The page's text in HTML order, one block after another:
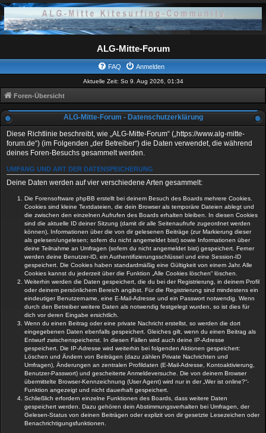
ALG-Mitte-Forum
FAQ Anmelden
Aktuelle Zeit: So 9. Aug 2026, 01:34
Foren-Übersicht
ALG-Mitte-Forum - Datenschutzerklärung
Diese Richtlinie beschreibt, wie „ALG-Mitte-Forum“ („https://www.alg-mitte-
forum.de“) (im Folgenden „der Betreiber“) die Daten verwendet, die während
deines Foren-Besuchs gesammelt werden.
UMFANG UND ART DER DATENSPEICHERUNG
Deine Daten werden auf vier verschiedene Arten gesammelt:
Die Forensoftware phpBB erstellt bei deinem Besuch des Boards mehrere Cookies.
Cookies sind kleine Textdateien, die dein Browser als temporäre Dateien ablegt und
die zwischen den einzelnen Aufrufen des Boards erhalten bleiben. In diesen Cookies
sind die aktuelle ID deiner Sitzung (damit dir alle Seitenaufrufe zugeordnet werden
können), Informationen über die von dir gelesenen Beiträge (zur Markierung dieser
als gelesen/ungelesen; sofern du nicht angemeldet bist) sowie Informationen über
deine Teilnahme an Umfragen (sofern du nicht angemeldet bist) gespeichert. Ferner
werden deine Benutzer-ID, ein Authentifizierungsschlüssel und eine Session-ID
gespeichert. Die Cookies haben standardmäßig eine Gültigkeit von einem Jahr. Alle
Cookies kannst du jederzeit über die Funktion „Alle Cookies löschen“ löschen.
Weiterhin werden die Daten gespeichert, die du bei der Registrierung, in deinem Profil
oder deinem persönlichem Bereich angibst. Für die Registrierung sind mindestens ein
eindeutiger Benutzername, eine E-Mail-Adresse und ein Passwort notwendig. Wenn
durch den Betreiber weitere Daten als notwendig festgelegt wurden, so ist dies für
dich vor deren Eingabe ersichtlich.
Wenn du einen Beitrag oder eine private Nachricht erstellst, so werden die dort
eingegebenen Daten ebenfalls gespeichert. Gleiches gilt, wenn du einen Beitrag als
Entwurf zwischenspeicherst. In diesen Fällen wird auch deine IP-Adresse
gespeichert. Die IP-Adresse wird weiterhin bei folgenden Aktionen gespeichert:
Löschen und Ändern von Beiträgen (dazu zählen Private Nachrichten und
Umfragen), Änderungen an zentralen Profildaten (E-Mail-Adresse, Kontoaktivierung,
Benutzer-Passwort) und gescheiterte Anmeldeversuche. Die von deinem Browser
übermittelte Browser-Kennzeichnung (User Agent) wird nur in der „Wer ist online?“-
Funktion angezeigt und nicht dauerhaft gespeichert.
Schließlich erfordern einzelne Funktionen des Boards, dass weitere Daten
gespeichert werden. Dazu gehören dein Abstimmungsverhalten bei Umfragen, der
Gelesen-Status von deinen Beiträgen oder explizit von dir gesetzte Lesezeichen oder
Benachrichtigungsfunktionen.